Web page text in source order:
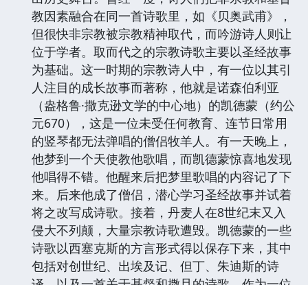
教因素融合在同一首诗歌里，如《贝奥武甫》，
但很快非宗教被宗教精神取代，而吟游诗人则让
位于学者。取而代之的宗教诗歌主要以圣经故事
为基础。这一时期的宗教诗人中，有一位以其引
人注目的成长故事而著称，他就是诺森伯利亚
（盎格鲁·撒克逊文学的中心地）的凯德蒙（约公
元670），这是一位未受任何教育、连节日常用
的竖琴都无法弹唱的僧侣牧羊人。有一天晚上，
他梦到一个天使教他歌唱，而凯德蒙惊喜地发现
他唱得不错。他醒来后把梦里歌唱的内容记了下
来。后来他成了僧侣，潜心学习圣经故事并试着
将之改写成诗歌。接着，丹麦人在8世纪末又入
侵大不列颠，大量宗教诗歌遭毁。凯德蒙的一些
诗歌以西塞克斯的方言形式得以保存下来，其中
包括对创世纪、出埃及记、但丁、朱迪斯的诗